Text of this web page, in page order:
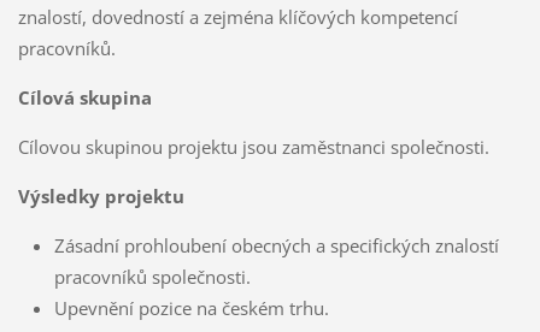
znalostí, dovedností a zejména klíčových kompetencí
pracovníků.
Cílová skupina
Cílovou skupinou projektu jsou zaměstnanci společnosti.
Výsledky projektu
Zásadní prohloubení obecných a specifických znalostí
pracovníků společnosti.
Upevnění pozice na českém trhu.